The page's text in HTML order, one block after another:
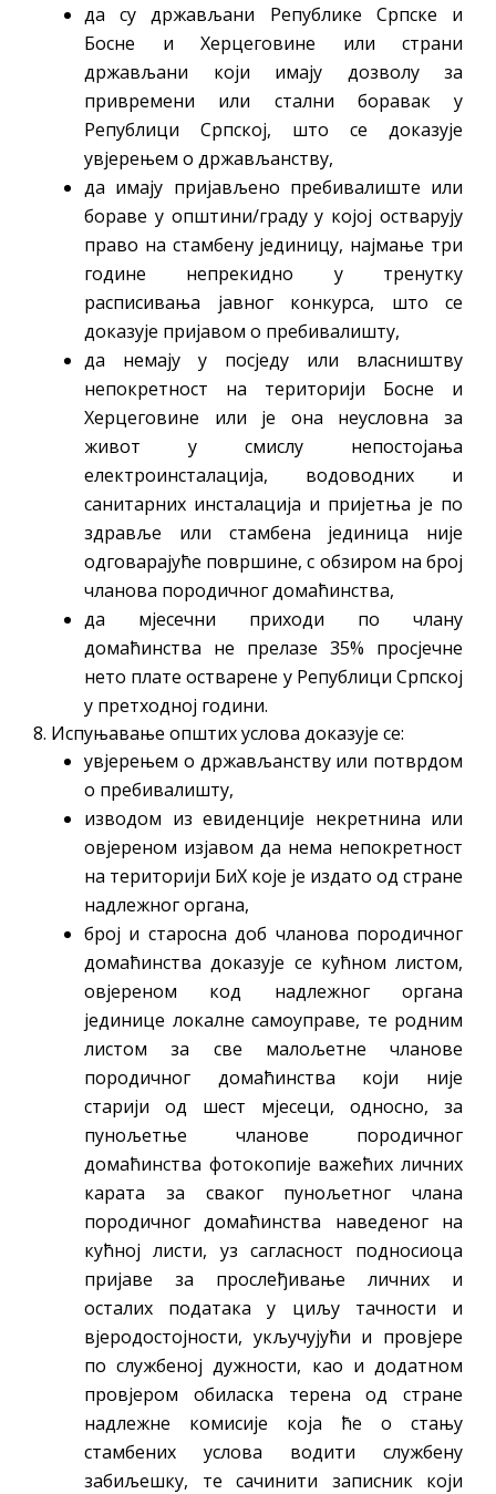
да су држављани Републике Српске и
Босне и Херцеговине или страни
држављани који имају дозволу за
привремени или стални боравак у
Републици Српској, што се доказује
увјерењем о држављанству,
да имају пријављено пребивалиште или
бораве у општини/граду у којој остварују
право на стамбену јединицу, најмање три
године непрекидно у тренутку
расписивања јавног конкурса, што се
доказује пријавом о пребивалишту,
да немају у посједу или власништву
непокретност на територији Босне и
Херцеговине или је она неусловна за
живот у смислу непостојања
електроинсталација, водоводних и
санитарних инсталација и пријетња је по
здравље или стамбена јединица није
одговарајуће површине, с обзиром на број
чланова породичног домаћинства,
да мјесечни приходи по члану
домаћинства не прелазе 35% просјечне
нето плате остварене у Републици Српској
у претходној години.
8. Испуњавање општих услова доказује се:
увјерењем о држављанству или потврдом
о пребивалишту,
изводом из евиденције некретнина или
овјереном изјавом да нема непокретност
на територији БиХ које је издато од стране
надлежног органа,
број и старосна доб чланова породичног
домаћинства доказује се кућном листом,
овјереном код надлежног органа
јединице локалне самоуправе, те родним
листом за све малољетне чланове
породичног домаћинства који није
старији од шест мјесеци, односно, за
пунољетње чланове породичног
домаћинства фотокопије важећих личних
карата за сваког пунољетног члана
породичног домаћинства наведеног на
кућној листи, уз сагласност подносиоца
пријаве за прослеђивање личних и
осталих података у циљу тачности и
вјеродостојности, укључујући и провјере
по службеној дужности, као и додатном
провјером обиласка терена од стране
надлежне комисије која ће о стању
стамбених услова водити службену
забиљешку, те сачинити записник који